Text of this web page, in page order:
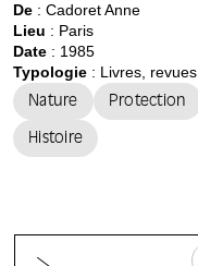
nature à
l'environnement ;
[Colloque de
Florac, 1985]
De : Cadoret Anne
Lieu : Paris
Date : 1985
Typologie : Livres, revues
Nature Protection
Histoire